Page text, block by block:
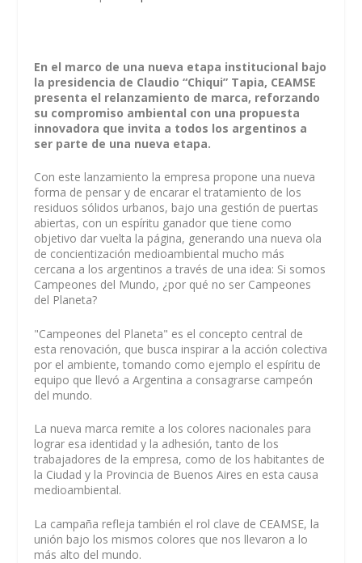
En el marco de una nueva etapa institucional bajo
la presidencia de Claudio “Chiqui” Tapia, CEAMSE
presenta el relanzamiento de marca, reforzando
su compromiso ambiental con una propuesta
innovadora que invita a todos los argentinos a
ser parte de una nueva etapa.
Con este lanzamiento la empresa propone una nueva
forma de pensar y de encarar el tratamiento de los
residuos sólidos urbanos, bajo una gestión de puertas
abiertas, con un espíritu ganador que tiene como
objetivo dar vuelta la página, generando una nueva ola
de concientización medioambiental mucho más
cercana a los argentinos a través de una idea: Si somos
Campeones del Mundo, ¿por qué no ser Campeones
del Planeta?
"Campeones del Planeta" es el concepto central de
esta renovación, que busca inspirar a la acción colectiva
por el ambiente, tomando como ejemplo el espíritu de
equipo que llevó a Argentina a consagrarse campeón
del mundo.
La nueva marca remite a los colores nacionales para
lograr esa identidad y la adhesión, tanto de los
trabajadores de la empresa, como de los habitantes de
la Ciudad y la Provincia de Buenos Aires en esta causa
medioambiental.
La campaña refleja también el rol clave de CEAMSE, la
unión bajo los mismos colores que nos llevaron a lo
más alto del mundo.